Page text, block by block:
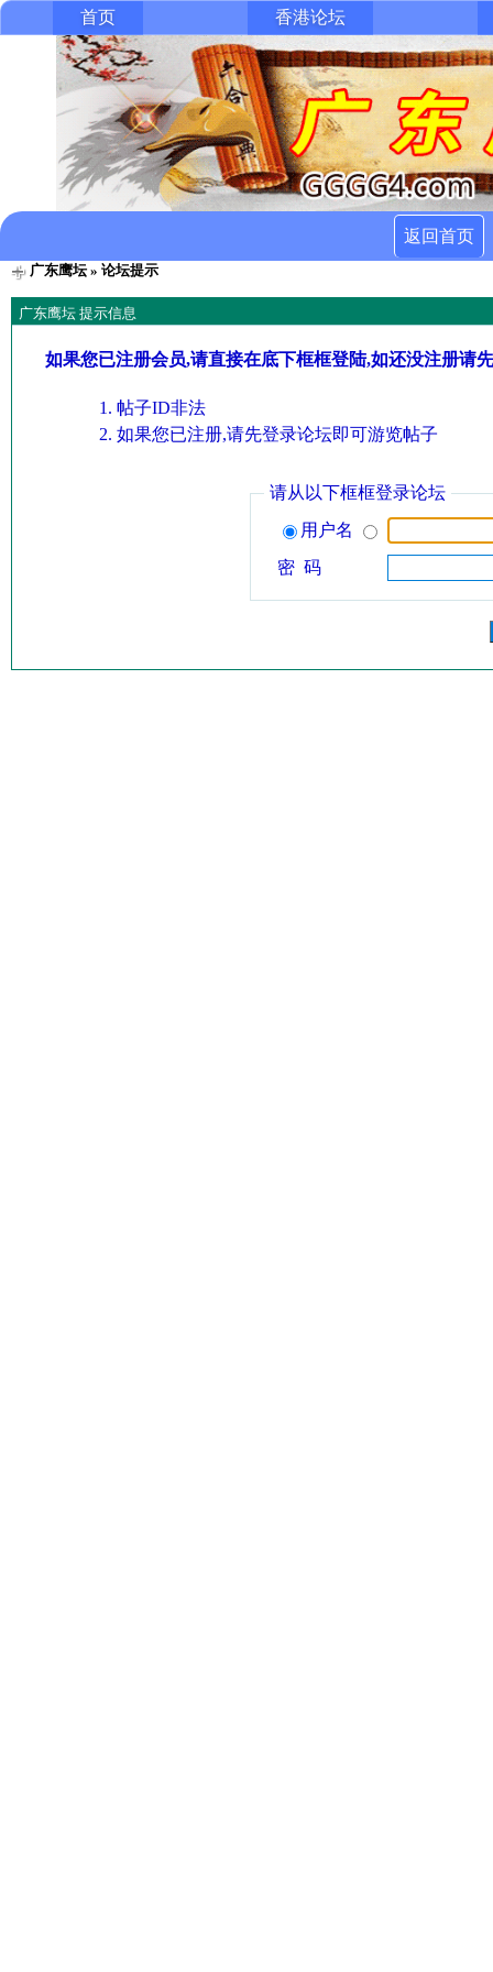
首页 香港论坛
返回首页
广东鹰坛» 论坛提示
广东鹰坛 提示信息
如果您已注册会员,请直接在底下框框登陆,如还没注册请
帖子ID非法
如果您已注册,请先登录论坛即可游览帖子
请从以下框框登录论坛
用户名
密 码